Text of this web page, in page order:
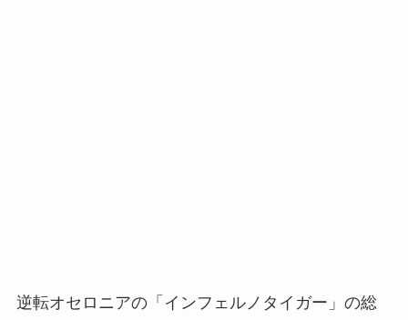
逆転オセロニアの「インフェルノタイガー」の総